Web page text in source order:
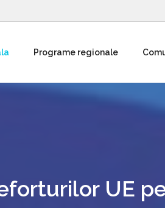
Programe regionale
UE